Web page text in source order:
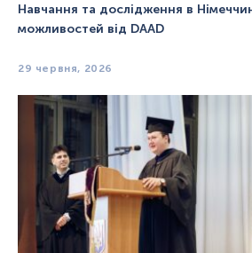
Навчання та дослідження в
можливостей від DAAD
29 червня, 2026